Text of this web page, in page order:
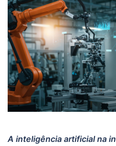
A inteligência artificial na